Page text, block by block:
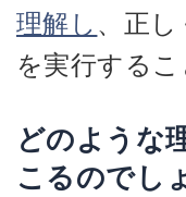
理解し 、正
を実行するこ
どのような
こるのでし